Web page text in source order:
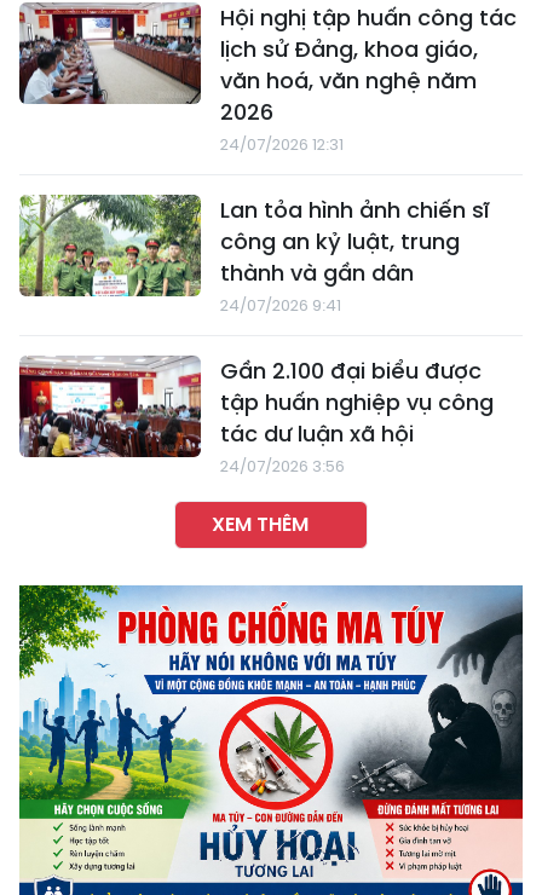
Hội nghị tập huấn công tác
lịch sử Đảng, khoa giáo,
văn hoá, văn nghệ năm
2026
24/07/2026 12:31
Lan tỏa hình ảnh chiến sĩ
công an kỷ luật, trung
thành và gần dân
24/07/2026 9:41
Gần 2.100 đại biểu được
tập huấn nghiệp vụ công
tác dư luận xã hội
24/07/2026 3:56
XEM THÊM